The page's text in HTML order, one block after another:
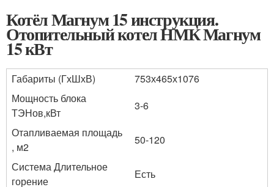
Котёл Магнум 15 инструкция.
Отопительный котел НМК Магнум
15 кВт
Габариты (ГхШхВ)
753х465х1076
Мощность блока
ТЭНов,кВт
3-6
Отапливаемая площадь
, м2
50-120
Система Длительное
горение
Есть